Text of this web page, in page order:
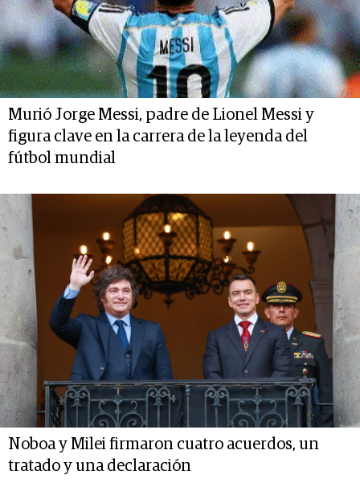
Murió Jorge Messi, padre de Lionel Messi y
figura clave en la carrera de la leyenda del
fútbol mundial
Noboa y Milei firmaron cuatro acuerdos, un
tratado y una declaración